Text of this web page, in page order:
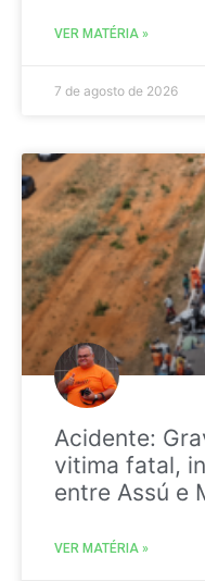
VER MATÉRIA »
7 de agosto de 2026
Acidente:
vitima fatal,
entre Assú e
VER MATÉRIA »